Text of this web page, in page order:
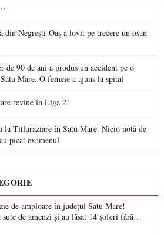
din Negrești-Oaș a lovit pe trecere un oșan
90 de ani a produs un accident pe o
Mare. O femeie a ajuns la spital
revine în Liga 2!
la Titluraziare în Satu Mare. Nicio notă de
picat examenul
de amploare în județul Satu Mare!
de amenzi și au lăsat 14 șoferi fără
zi